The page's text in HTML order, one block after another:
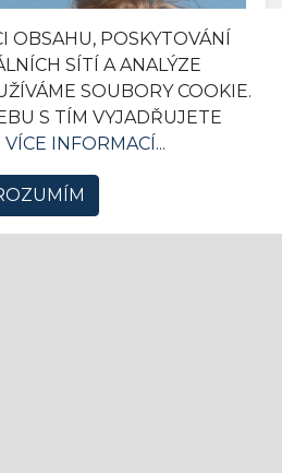
stát při hymně, ať
OBSAHU, POSKYTOVÁNÍ
SÍTÍ A ANALÝZE
SOUBORY COOKIE.
S TÍM VYJADŘUJETE
VÍCE INFORMACÍ...